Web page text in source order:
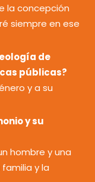
la concepción
siempre en ese
de
públicas?
y a su
y su
hombre y una
y la